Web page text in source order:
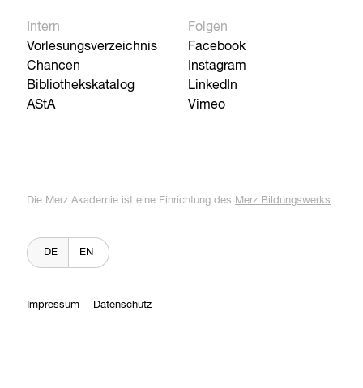
Intern
Vorlesungsverzeichnis
Chancen
Bibliothekskatalog
AStA
Folgen
Facebook
Instagram
LinkedIn
Vimeo
Die Merz Akademie ist eine Einrichtung des Merz Bildungswerks
DE EN
Impressum Datenschutz